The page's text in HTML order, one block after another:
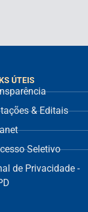
ÚTEIS
& Editais
Seletivo
de Privacidade -